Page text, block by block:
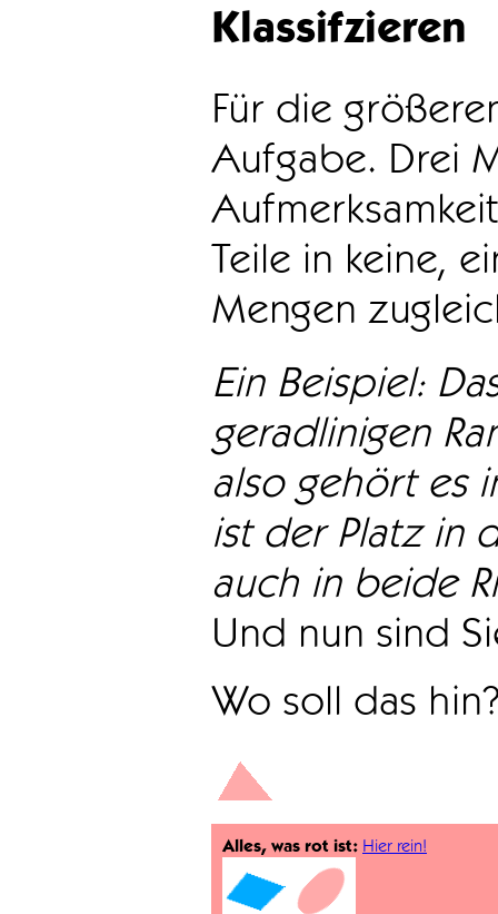
Klassifzieren
Für die
Aufgabe. Drei
Teile in keine,
Mengen
Ein Beispiel:
geradlinigen
also gehört es
ist der Platz in
auch in beide
Und nun sind
Wo soll das
Alles, was rot ist: Hier rein!